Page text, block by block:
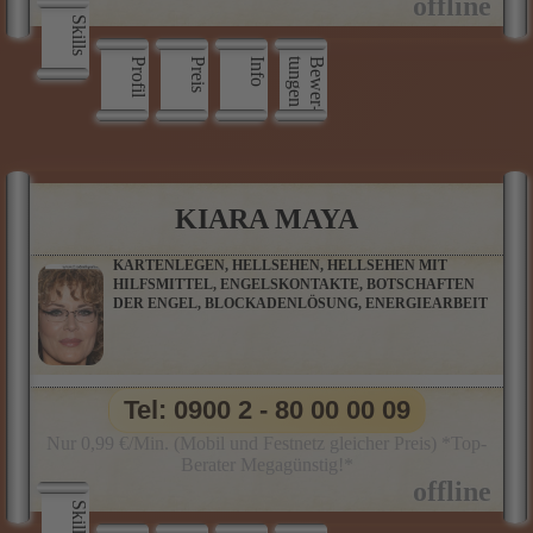
Skills
Profil
Preis Info B
e
w
e
r
­
t
u
n
g
e
n
KIARA MAYA
KARTENLEGEN, HELLSEHEN, HELLSEHEN MIT
HILFSMITTEL, ENGELSKONTAKTE, BOTSCHAFTEN
DER ENGEL, BLOCKADENLÖSUNG, ENERGIEARBEIT
Skills
Tel: 0900 2 - 80 00 00 09